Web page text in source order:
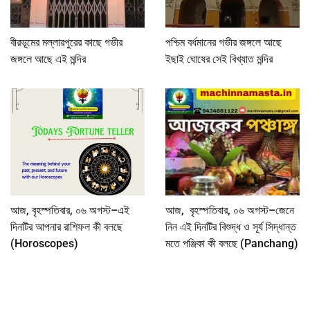
বীরভূমের মল্লারপুরের কাছে গভীর
জঙ্গলে আছে এই মন্দির
পশ্চিম বর্ধমানের গভীর জঙ্গলে আছে
ইছাই ঘোষের সেই বিখ্যাত মন্দির
আজ, বৃহস্পতিবার, ০৬ অগস্ট–এই
দিনটির আপনার রাশিফল কী বলছে
(Horoscopes)
আজ, বৃহস্পতিবার, ০৬ অগস্ট–জেনে
নিন এই দিনটির বিশুদ্ধ ও সূর্য সিদ্ধান্ত
মতে পঞ্জিকা কী বলছে (Panchang)